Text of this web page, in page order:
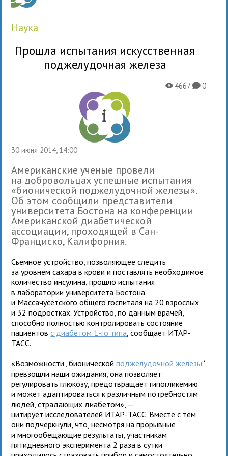
наука
Прошла испытания искусственная
поджелудочная железа
30 июня 2014, 14:00
X4667K0
Американские ученые провели
на добровольцах успешные испытания
«бионической поджелудочной железы».
Об этом сообщили представители
университета Бостона на конференции
Американской диабетической
ассоциации, проходящей в Сан-
Франциско, Калифорния.
Съемное устройство, позволяющее следить
за уровнем сахара в крови и поставлять необходимое
количество инсулина, прошло испытания
в лаборатории университета Бостона
и Массачусетского общего госпиталя на 20 взрослых
и 32 подростках. Устройство, по данным врачей,
способно полностью контролировать состояние
пациентовс диабетом 1-го типа , сообщает ИТАР-
ТАСС.
«Возможности „бионическойподжелудочной железы“
превзошли наши ожидания, она позволяет
регулировать глюкозу, предотвращает гипогликемию
и может адаптироваться к различным потребностям
людей, страдающих диабетом», —
цитирует исследователей ИТАР-ТАСС. Вместе с тем
они подчеркнули, что, несмотря на прорывные
и многообещающие результаты, участникам
пятидневного эксперимента 2 раза в сутки